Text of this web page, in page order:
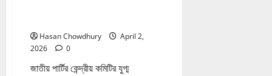
Hasan Chowdhury
April 2,
2026
0
জাতীয় পার্টির কেন্দ্রীয় কমিটির যুগ্ম